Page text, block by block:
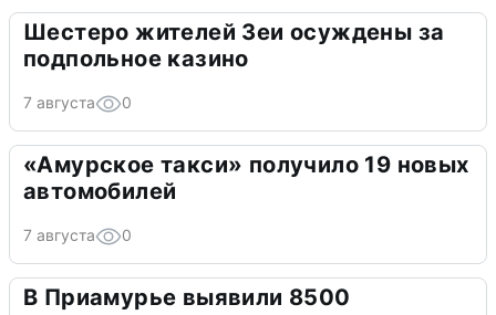
Шестеро жителей Зеи осуждены за
подпольное казино
7 августа 0
«Амурское такси» получило 19 новых
автомобилей
7 августа 0
В Приамурье выявили 8500